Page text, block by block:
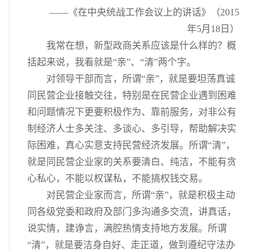
——《在中央统战工作会议上的讲话》（2015
年5月18日）
我常在想，新型政商关系应该是什么样的？概
括起来说，我看就是“亲”、“清”两个字。
对领导干部而言，所谓“亲”，就是要坦荡真诚
同民营企业接触交往，特别是在民营企业遇到困难
和问题情况下更要积极作为、靠前服务，对非公有
制经济人士多关注、多谈心、多引导，帮助解决实
际困难，真心实意支持民营经济发展。所谓“清”，
就是同民营企业家的关系要清白、纯洁，不能有贪
心私心，不能以权谋私，不能搞权钱交易。
对民营企业家而言，所谓“亲”，就是积极主动
同各级党委和政府及部门多沟通多交流，讲真话，
说实情，建诤言，满腔热情支持地方发展。所谓
“清”，就是要洁身自好、走正道，做到遵纪守法办